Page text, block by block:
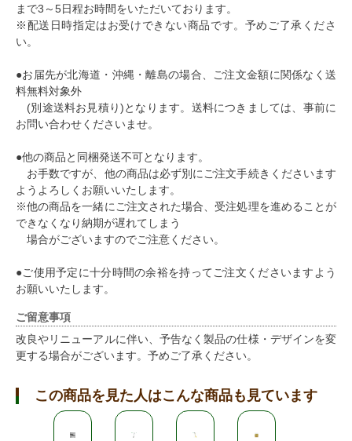
まで3～5日程お時間をいただいております。
※配送日時指定はお受けできない商品です。予めご了承くださ
い。
●お届先が北海道・沖縄・離島の場合、ご注文金額に関係なく送
料無料対象外
(別途送料お見積り)となります。送料につきましては、事前に
お問い合わせくださいませ。
●他の商品と同梱発送不可となります。
お手数ですが、他の商品は必ず別にご注文手続きくださいます
ようよろしくお願いいたします。
※他の商品を一緒にご注文された場合、受注処理を進めることが
できなくなり納期が遅れてしまう
場合がございますのでご注意ください。
●ご使用予定に十分時間の余裕を持ってご注文くださいますよう
お願いいたします。
ご留意事項
改良やリニューアルに伴い、予告なく製品の仕様・デザインを変
更する場合がございます。予めご了承ください。
この商品を見た人はこんな商品も見ています